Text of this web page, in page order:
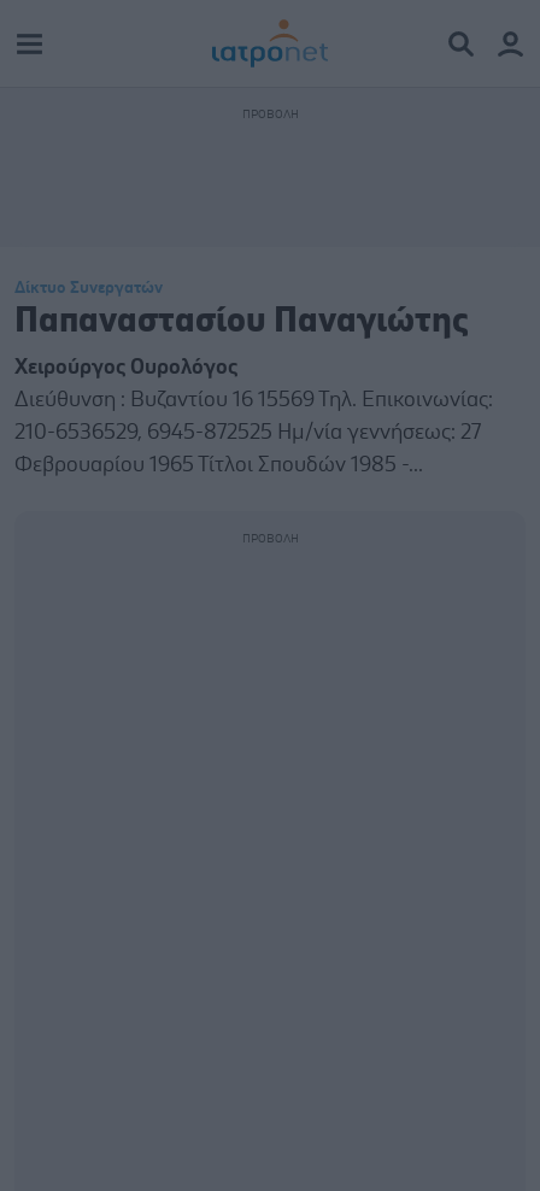
Δίκτυο Συνεργατών
Παπαναστασίου Παναγιώτης
Χειρούργος Ουρολόγος
Διεύθυνση : Βυζαντίου 16 15569 Τηλ. Επικοινωνίας:
210-6536529, 6945-872525 Ημ/νία γεννήσεως: 27
Φεβρουαρίου 1965 Τίτλοι Σπουδών 1985 -...